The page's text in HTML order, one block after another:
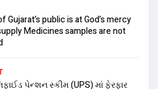
Gujarat’s public is at God’s mercy
Medicines samples are not
પેન્શન સ્કીમ (UPS) માં ફેરફાર